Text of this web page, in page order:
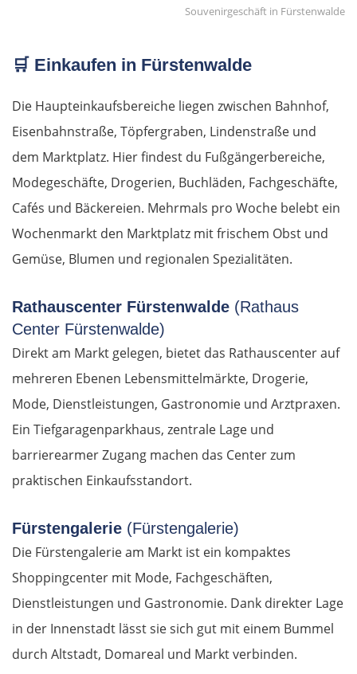
Souvenirgeschäft in Fürstenwalde
🛒 Einkaufen in Fürstenwalde
Die Haupteinkaufsbereiche liegen zwischen Bahnhof,
Eisenbahnstraße, Töpfergraben, Lindenstraße und
dem Marktplatz. Hier findest du Fußgängerbereiche,
Modegeschäfte, Drogerien, Buchläden, Fachgeschäfte,
Cafés und Bäckereien. Mehrmals pro Woche belebt ein
Wochenmarkt den Marktplatz mit frischem Obst und
Gemüse, Blumen und regionalen Spezialitäten.
Rathauscenter Fürstenwalde (Rathaus
Center Fürstenwalde)
Direkt am Markt gelegen, bietet das Rathauscenter auf
mehreren Ebenen Lebensmittelmärkte, Drogerie,
Mode, Dienstleistungen, Gastronomie und Arztpraxen.
Ein Tiefgaragenparkhaus, zentrale Lage und
barrierearmer Zugang machen das Center zum
praktischen Einkaufsstandort.
Fürstengalerie (Fürstengalerie)
Die Fürstengalerie am Markt ist ein kompaktes
Shoppingcenter mit Mode, Fachgeschäften,
Dienstleistungen und Gastronomie. Dank direkter Lage
in der Innenstadt lässt sie sich gut mit einem Bummel
durch Altstadt, Domareal und Markt verbinden.